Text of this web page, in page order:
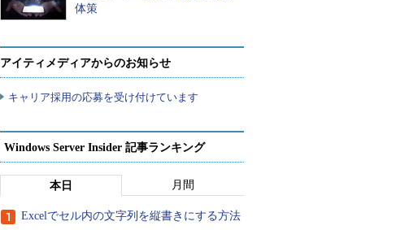
体策
アイティメディアからのお知らせ
キャリア採用の応募を受け付けています
Windows Server Insider 記事ランキング
本日 月間
Excelでセル内の文字列を縦書きにする方法